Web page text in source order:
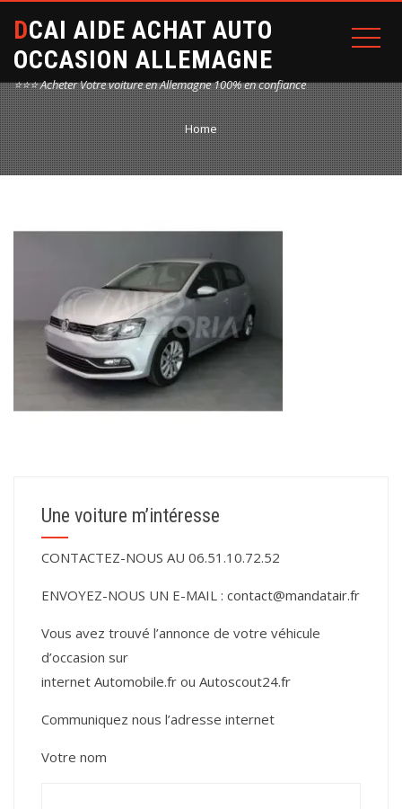
DCAI AIDE ACHAT AUTO
OCCASION ALLEMAGNE
⭐⭐⭐ Acheter Votre voiture en Allemagne 100% en confiance
Home
Une voiture m’intéresse
CONTACTEZ-NOUS AU 06.51.10.72.52
ENVOYEZ-NOUS UN E-MAIL : contact@mandatair.fr
Vous avez trouvé l’annonce de votre véhicule
d’occasion sur
internet Automobile.fr ou Autoscout24.fr
Communiquez nous l’adresse internet
Votre nom